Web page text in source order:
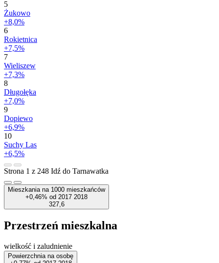
5
Żukowo
+8,0%
6
Rokietnica
+7,5%
7
Wieliszew
+7,3%
8
Długołęka
+7,0%
9
Dopiewo
+6,9%
10
Suchy Las
+6,5%
Strona 1 z 248 Idź do Tarnawatka
Mieszkania na 1000 mieszkańców
+0,46% od 2017 2018
327,6
Przestrzeń mieszkalna
wielkość i zaludnienie
Powierzchnia na osobę